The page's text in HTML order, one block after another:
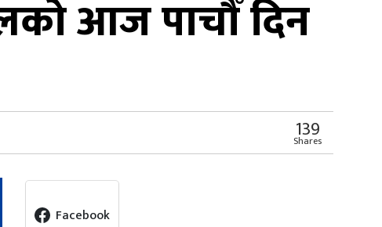
आज पाचौँ दिन
139
Shares
Facebook